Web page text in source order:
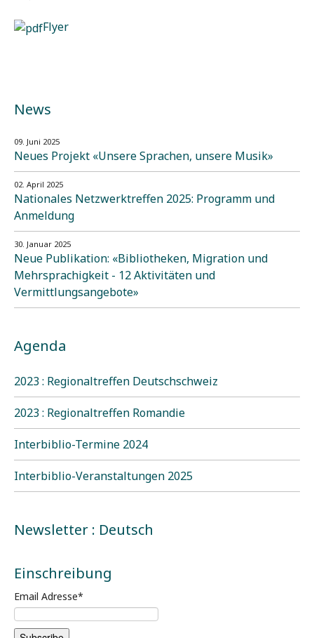
Flyer
News
09. Juni 2025
Neues Projekt «Unsere Sprachen, unsere Musik»
02. April 2025
Nationales Netzwerktreffen 2025: Programm und
Anmeldung
30. Januar 2025
Neue Publikation: «Bibliotheken, Migration und
Mehrsprachigkeit - 12 Aktivitäten und
Vermittlungsangebote»
Agenda
2023 : Regionaltreffen Deutschschweiz
2023 : Regionaltreffen Romandie
Interbiblio-Termine 2024
Interbiblio-Veranstaltungen 2025
Newsletter : Deutsch
Einschreibung
Email Adresse*